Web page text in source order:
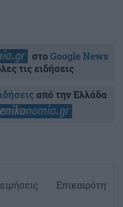
στοGoogle News
τις ειδήσεις
από την Ελλάδα
Επικαιρότητα